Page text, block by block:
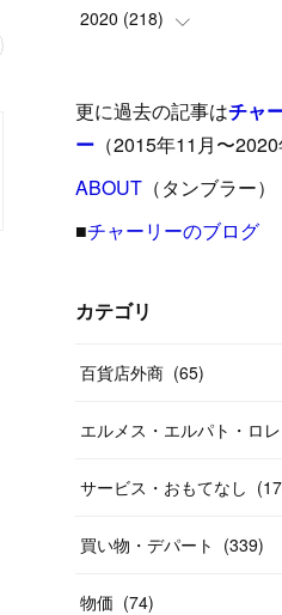
(5 )
15
(24)
(8 )
17
(17)
16
(12)
(19 )
(13
( 12
(35)
33 )
(26)
(27 )
(29
(26
(37)
(31)
(31)
(31 )
(26
(14
(20
(9)
(39)
(23)
(40 )
(55
(20
(10
(40
2020 (218)
(24)
(42)
(24 )
(33
(20
更に過去の記事はチャ
ー （2015年11月〜2020
ABOUT （タンブラー）
■チャーリーのブログ
カテゴリ
百貨店外商 (65)
エルメス・エルパト・ロ
サービス・おもてなし (
買い物・デパート (339)
物価 (74)